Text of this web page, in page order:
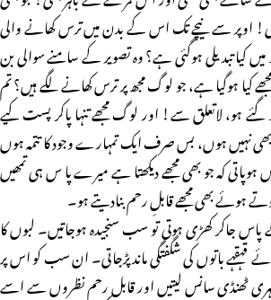
اوپر سے نیچے تک اس کے بدن میں ترس کھانے والی
میں کیا تبدیلی ہوگئی ہے؟ وہ تصویر کے سامنے سوالی بن
کیا ہوگیا ہے، جو لوگ مجھ پر ترس کھانے لگے ہیں؟ تم
ہو، لاتعلق سے! اور لوگ مجھے تنہا پاکر پست کیے
نہیں ہوں، بس صرف ایک تمہارے وجود کا تتمہ ہوں
کہ جو بھی مجھے دیکھتا ہے میرے پا س ہی تمھیں
ہوئے بھی مجھے قابلِ رحم بنادیتے ہو۔
جاکر کھڑی ہوتی تو سب سنجیدہ ہوجاتیں۔ لبوں کا
قہقہے باتوں کی شگفتگی ماند پڑجاتی۔ ان سب کو اس پر
ٹھنڈی سانس لیتیں اور قابل رحم نظروں سے اسے